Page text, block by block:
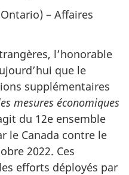
– Affaires
l’honorable
que le
supplémentaires
mesures économiques
du 12e ensemble
le Canada contre le
2022. Ces
efforts déployés par